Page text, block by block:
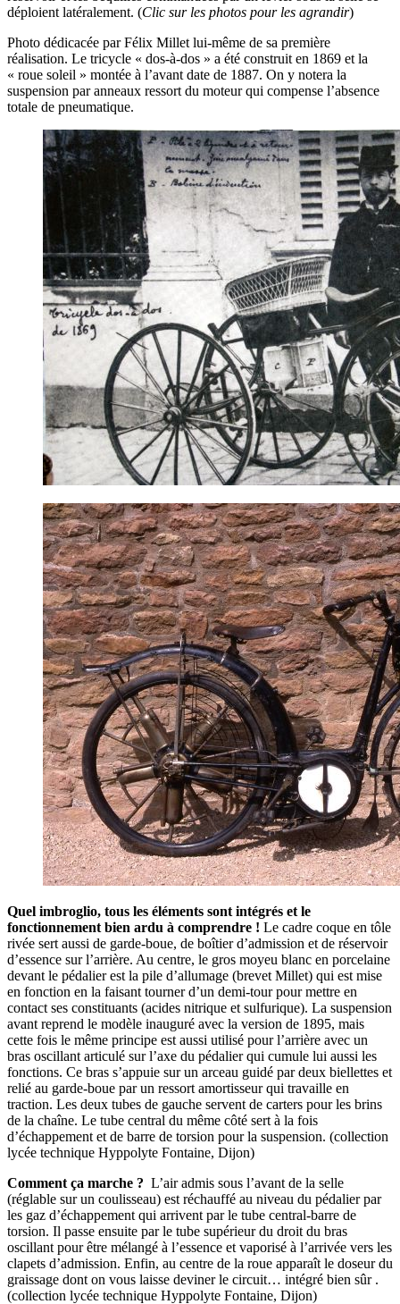
déploient latéralement. (Clic sur les photos pour les agrandir)
Photo dédicacée par Félix Millet lui-même de sa première
réalisation. Le tricycle « dos-à-dos » a été construit en 1869 et la
« roue soleil » montée à l’avant date de 1887. On y notera la
suspension par anneaux ressort du moteur qui compense l’absence
totale de pneumatique.
Quel imbroglio, tous les éléments sont intégrés et le
fonctionnement bien ardu à comprendre ! Le cadre coque en tôle
rivée sert aussi de garde-boue, de boîtier d’admission et de réservoir
d’essence sur l’arrière. Au centre, le gros moyeu blanc en porcelaine
devant le pédalier est la pile d’allumage (brevet Millet) qui est mise
en fonction en la faisant tourner d’un demi-tour pour mettre en
contact ses constituants (acides nitrique et sulfurique). La suspension
avant reprend le modèle inauguré avec la version de 1895, mais
cette fois le même principe est aussi utilisé pour l’arrière avec un
bras oscillant articulé sur l’axe du pédalier qui cumule lui aussi les
fonctions. Ce bras s’appuie sur un arceau guidé par deux biellettes et
relié au garde-boue par un ressort amortisseur qui travaille en
traction. Les deux tubes de gauche servent de carters pour les brins
de la chaîne. Le tube central du même côté sert à la fois
d’échappement et de barre de torsion pour la suspension. (collection
lycée technique Hyppolyte Fontaine, Dijon)
Comment ça marche ? L’air admis sous l’avant de la selle
(réglable sur un coulisseau) est réchauffé au niveau du pédalier par
les gaz d’échappement qui arrivent par le tube central-barre de
torsion. Il passe ensuite par le tube supérieur du droit du bras
oscillant pour être mélangé à l’essence et vaporisé à l’arrivée vers les
clapets d’admission. Enfin, au centre de la roue apparaît le doseur du
graissage dont on vous laisse deviner le circuit… intégré bien sûr .
(collection lycée technique Hyppolyte Fontaine, Dijon)